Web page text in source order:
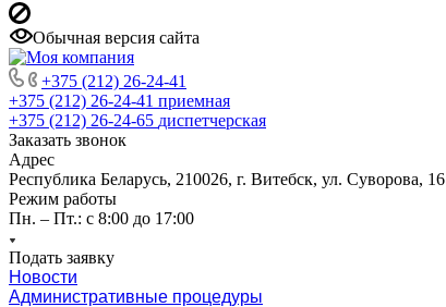
Обычная версия сайта
+375 (212) 26-24-41
+375 (212) 26-24-41 приемная
+375 (212) 26-24-65 диспетчерская
Заказать звонок
Адрес
Республика Беларусь, 210026, г. Витебск, ул. Суворова, 16
Режим работы
Пн. – Пт.: с 8:00 до 17:00
Подать заявку
Новости
Административные процедуры